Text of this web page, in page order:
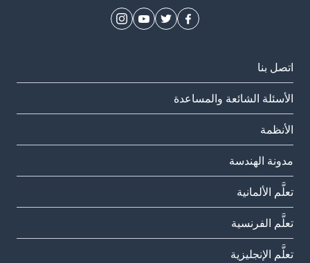
اتصل بنا
الأسئلة الشائعة والمساعدة
الأنظمة
مدونة الهندسة
تعلَّم الألمانية
تعلَّم الفرنسية
تعلَّم الإنجليزية